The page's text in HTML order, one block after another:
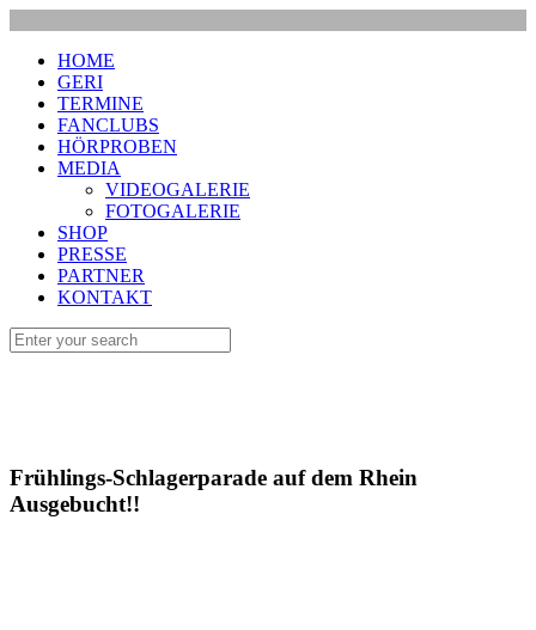
HOME
GERI
TERMINE
FANCLUBS
HÖRPROBEN
MEDIA
VIDEOGALERIE
FOTOGALERIE
SHOP
PRESSE
PARTNER
KONTAKT
Frühlings-Schlagerparade auf dem Rhein
Ausgebucht!!